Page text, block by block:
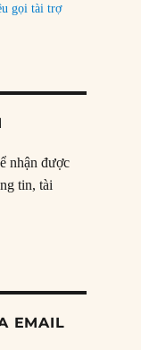
gọi tài trợ
nhận được
tin, tài
EMAIL